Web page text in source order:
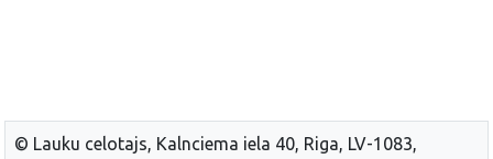
© Lauku celotajs, Kalnciema iela 40, Riga, LV-1083,